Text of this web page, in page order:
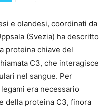
e olandesi, coordinati da
(Svezia) ha descritto
proteina chiave del
C3, che interagisce
nel sangue. Per
era necessario
della proteina C3, finora